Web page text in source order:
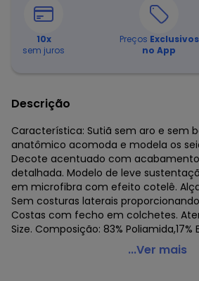
10x
sem juros
Preços Exclusivos
no App
Descrição
Característica: Sutiã sem aro e sem
anatômico acomoda e modela os
Decote acentuado com
detalhada. Modelo de leve
em microfibra com efeito cotelê.
Sem costuras laterais
Costas com fecho em colchetes.
Size. Composição: 83% Poliamida,17%
Demillus - Sutiã sem Aro e sem Bojo
...Ver mais